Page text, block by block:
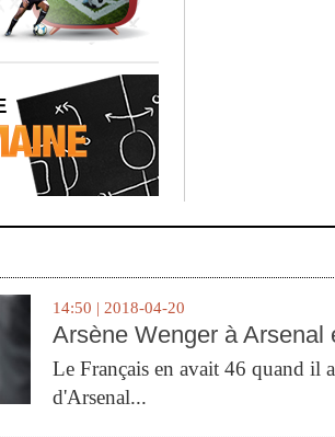
14:50 | 2018-04-20
Arsène Wenger à Arsenal
Le Français en avait 46 quand il
d'Arsenal...